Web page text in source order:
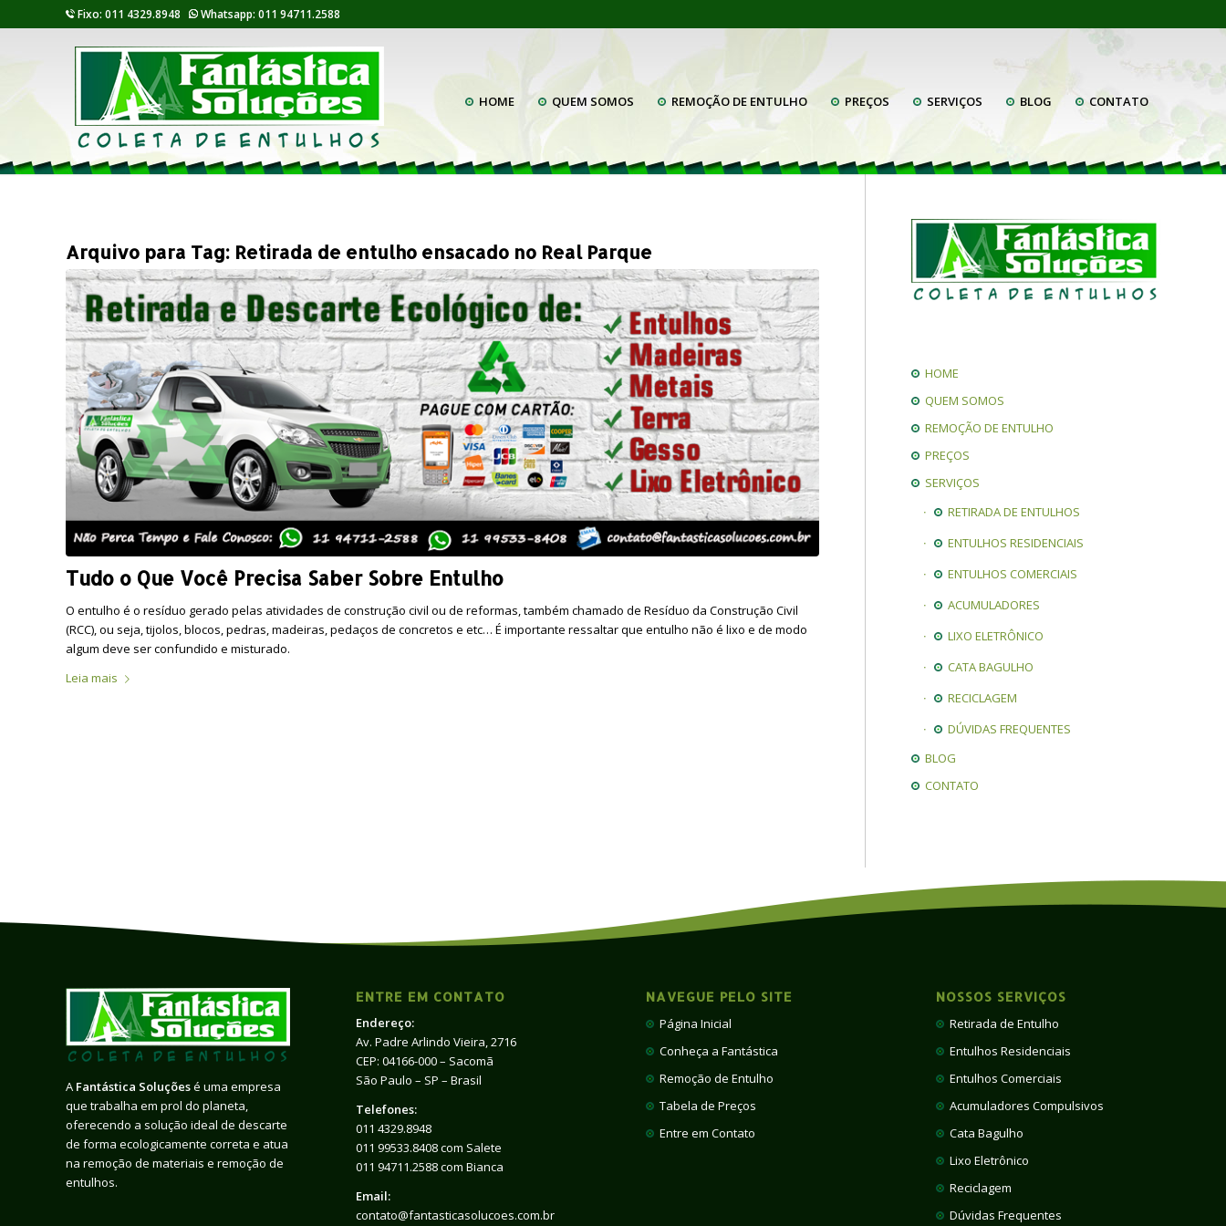
Fixo: 011 4329.8948 Whatsapp: 011 94711.2588
HOME QUEM SOMOS REMOÇÃO DE ENTULHO PREÇOS SERVIÇOS BLOG CONTATO
Arquivo para Tag: Retirada de entulho ensacado no Real Parque
Tudo o Que Você Precisa Saber Sobre Entulho
O entulho é o resíduo gerado pelas atividades de construção civil ou de reformas, também chamado de Resíduo da Construção Civil
(RCC), ou seja, tijolos, blocos, pedras, madeiras, pedaços de concretos e etc… É importante ressaltar que entulho não é lixo e de modo
algum deve ser confundido e misturado.
Leia mais
HOME
QUEM SOMOS
REMOÇÃO DE ENTULHO
PREÇOS
SERVIÇOS
RETIRADA DE ENTULHOS
ENTULHOS RESIDENCIAIS
ENTULHOS COMERCIAIS
ACUMULADORES
LIXO ELETRÔNICO
CATA BAGULHO
RECICLAGEM
DÚVIDAS FREQUENTES
BLOG
CONTATO
A Fantástica Soluçõesé uma empresa
que trabalha em prol do planeta,
oferecendo a solução ideal de descarte
de forma ecologicamente correta e atua
na remoção de materiais e remoção de
entulhos.
ENTRE EM CONTATO
Endereço:
Av. Padre Arlindo Vieira, 2716
CEP: 04166-000 – Sacomã
São Paulo – SP – Brasil
Telefones:
011 4329.8948
011 99533.8408 com Salete
011 94711.2588 com Bianca
Email:
contato@fantasticasolucoes.com.br
NAVEGUE PELO SITE
Página Inicial
Conheça a Fantástica
Remoção de Entulho
Tabela de Preços
Entre em Contato
NOSSOS SERVIÇOS
Retirada de Entulho
Entulhos Residenciais
Entulhos Comerciais
Acumuladores Compulsivos
Cata Bagulho
Lixo Eletrônico
Reciclagem
Dúvidas Frequentes